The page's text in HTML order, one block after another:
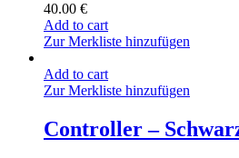
40.00 €
Add to cart
Zur Merkliste hinzufügen
Add to cart
Zur Merkliste hinzufügen
Controller –